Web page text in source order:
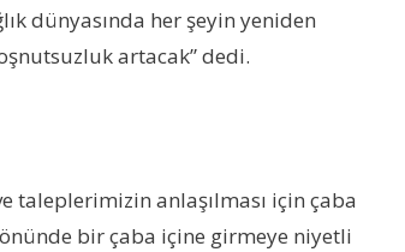
dünyasında her şeyin yeniden
artacak” dedi.
taleplerimizin anlaşılması için çaba
bir çaba içine girmeye niyetli